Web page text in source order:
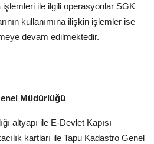
ile ilgili operasyonlar SGK
kullanımına ilişkin işlemler ise
devam edilmektedir.
Müdürlüğü
altyapı ile E-Devlet Kapısı
kartları ile Tapu Kadastro Genel